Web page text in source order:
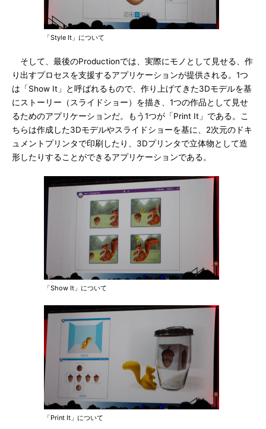
「Style It」について
そして、最後のProductionでは、実際にモノとして見せる、作
り出すプロセスを支援するアプリケーションが提供される。1つ
は「Show It」と呼ばれるもので、作り上げてきた3Dモデルを基
にストーリー（スライドショー）を描き、1つの作品として見せ
るためのアプリケーションだ。もう1つが「Print It」である。こ
ちらは作成した3Dモデルやスライドショーを基に、2次元のドキ
ュメントプリンタで印刷したり、3Dプリンタで立体物として造
形したりすることができるアプリケーションである。
「Show It」について
「Print It」について